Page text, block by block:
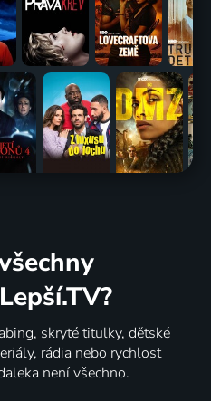
skryté titulky, dětské
rádia nebo rychlost
není všechno.